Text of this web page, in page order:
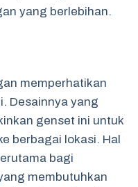
yang berlebihan.
memperhatikan
Desainnya yang
genset ini untuk
berbagai lokasi. Hal
bagi
membutuhkan